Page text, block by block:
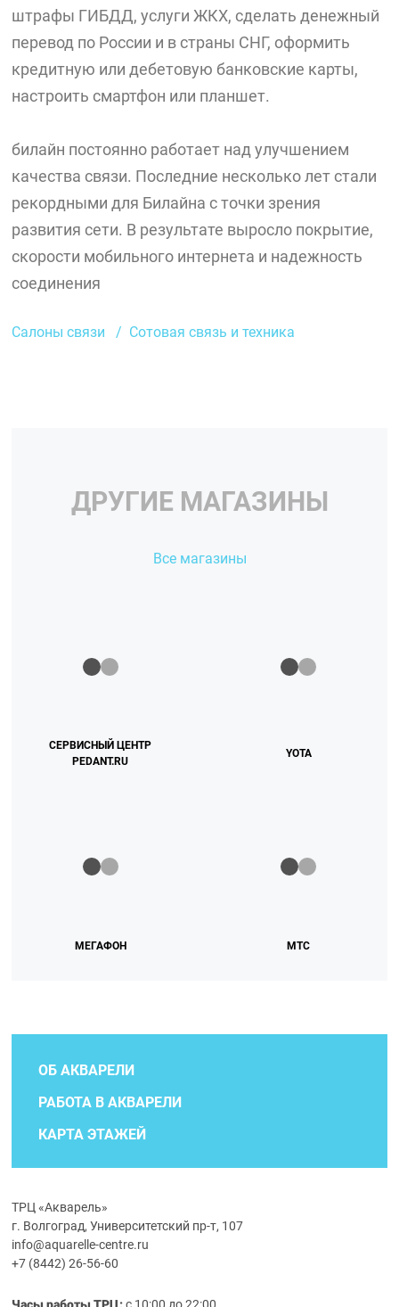
штрафы ГИБДД, услуги ЖКХ, сделать денежный
перевод по России и в страны СНГ, оформить
кредитную или дебетовую банковские карты,
настроить смартфон или планшет.
билайн постоянно работает над улучшением
качества связи. Последние несколько лет стали
рекордными для Билайна с точки зрения
развития сети. В результате выросло покрытие,
скорости мобильного интернета и надежность
соединения
Салоны связи Сотовая связь и техника
ДРУГИЕ МАГАЗИНЫ
Все магазины
СЕРВИСНЫЙ ЦЕНТР
PEDANT.RU
YOTA
МЕГАФОН МТС
ОБ АКВАРЕЛИ
РАБОТА В АКВАРЕЛИ
КАРТА ЭТАЖЕЙ
ТРЦ «Акварель»
г. Волгоград, Университетский пр-т, 107
info@aquarelle-centre.ru
+7 (8442) 26-56-60